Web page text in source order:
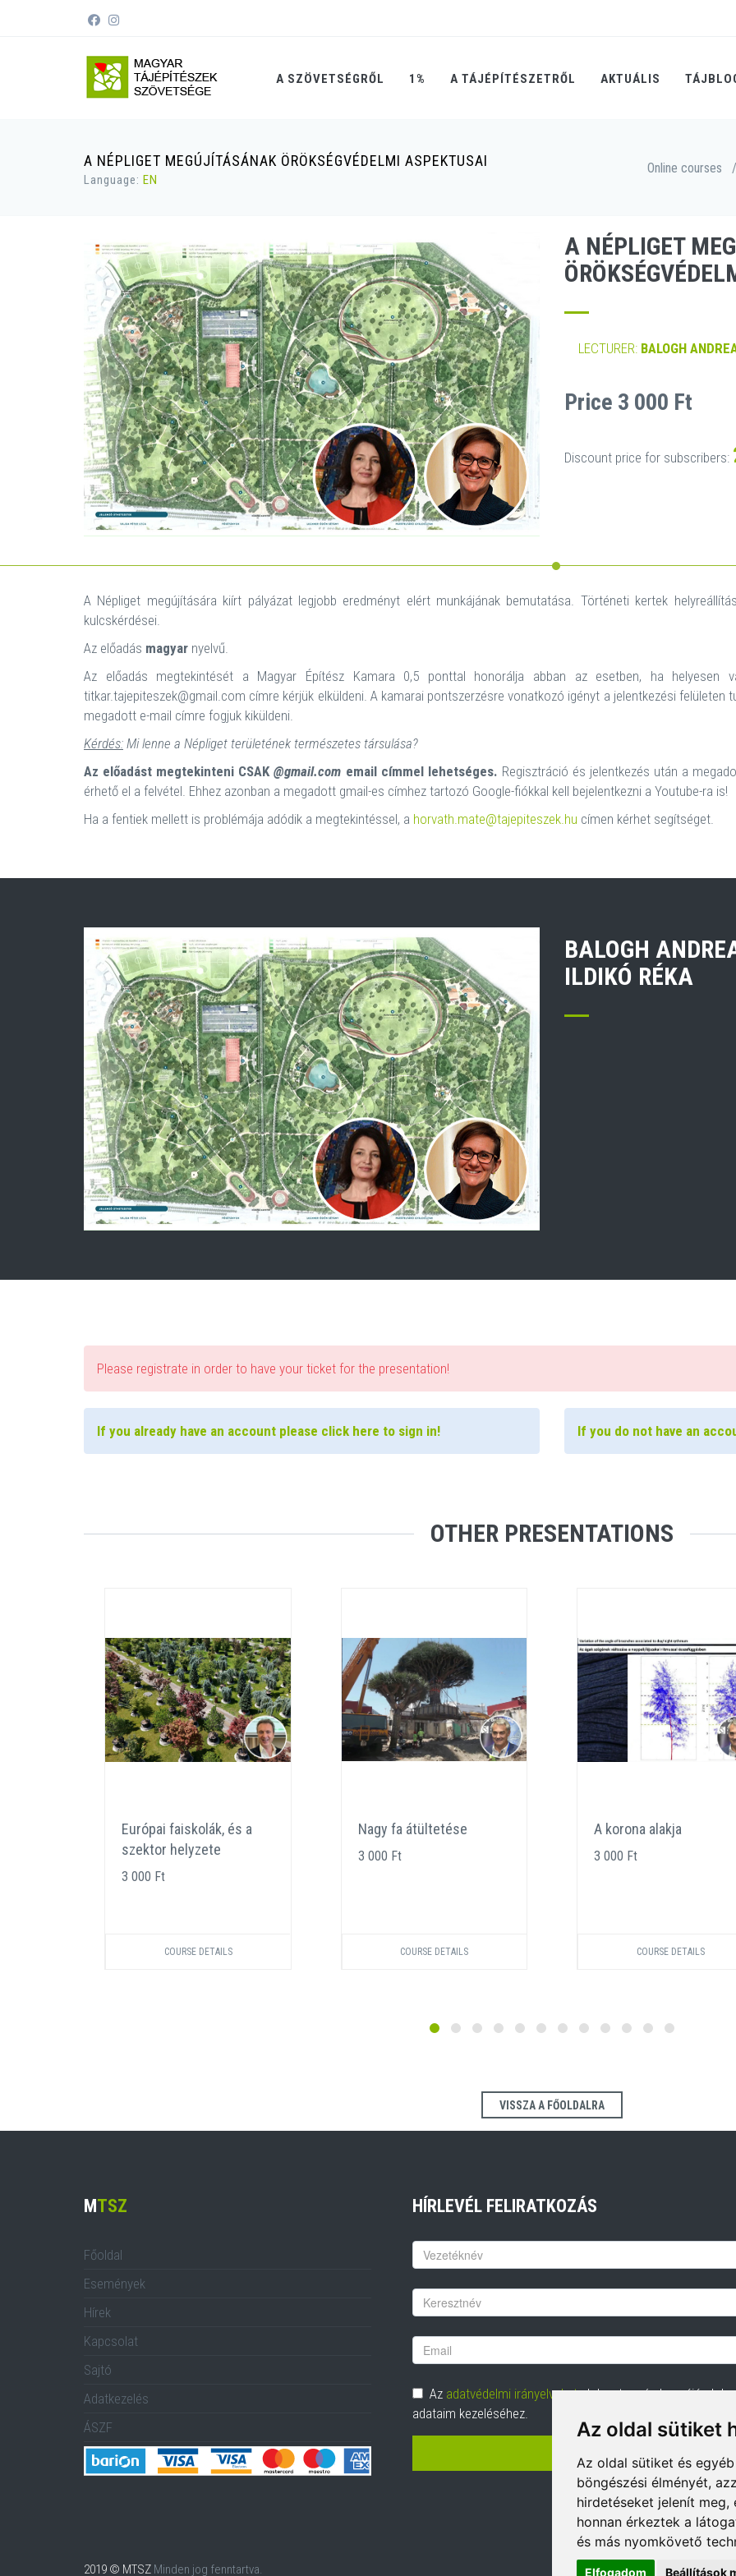
Az oldal sütiket
Az oldal sütiket és
böngészési élményét,
hirdetéseket jelenít
honnan érkeztek a
és más nyomkövető
Elfogadom Beállítások
A SZÖVETSÉGRŐL 1% A TÁJÉPÍTÉSZETRŐL AKTUÁLIS
A NÉPLIGET MEGÚJÍTÁSÁNAK ÖRÖKSÉGVÉDELMI ASPEKTUSAI
Language: EN
Online courses /
A NÉPLIGET
LECTURER: BALOGH
Price 3 000 Ft
Discount price for subscribers:
A Népliget megújítására kiírt pályázat legjobb eredményt elért munkájának bemutatása. Történeti kertek
kulcskérdései.
Az előadás magyar nyelvű.
Az előadás megtekintését a Magyar Építész Kamara 0,5 ponttal honorálja abban az esetben, ha
titkar.tajepiteszek@gmail.com címre kérjük elküldeni. A kamarai pontszerzésre vonatkozó igényt a jelentkezési
megadott e-mail címre fogjuk kiküldeni.
Kérdés: Mi lenne a Népliget területének természetes társulása?
Az előadást megtekinteni CSAK@gmail.com email címmel lehetséges. Regisztráció és jelentkezés után a
érhető el a felvétel. Ehhez azonban a megadott gmail-es címhez tartozó Google-fiókkal kell bejelentkezni a Youtube-ra is!
Ha a fentiek mellett is problémája adódik a megtekintéssel, a horvath.mate@tajepiteszek.hu címen kérhet segítséget.
BALOGH
ILDIKÓ RÉKA
Please registrate in order to have your ticket for the presentation!
If you already have an account please click here to sign in! If you do not have an
OTHER PRESENTATIONS
Európai faiskolák, és a
szektor helyzete
3 000 Ft
COURSE DETAILS
Nagy fa átültetése
3 000 Ft
COURSE DETAILS
A korona alakja
3 000 Ft
COURSE DETAILS
VISSZA A FŐOLDALRA
M TSZ
Főoldal
Események
Hírek
Kapcsolat
Sajtó
Adatkezelés
ÁSZF
HÍRLEVÉL FELIRATKOZÁS
Keresztnév
Vezetéknév
Email
cím
Adatvédelem
Az adatvédelmi irányelveketelolvastam és hozzájárulok
adataim kezeléséhez.
2019 © MTSZ Minden jog fenntartva.